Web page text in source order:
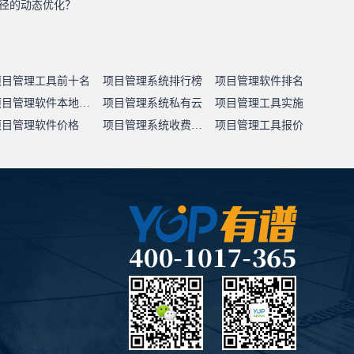
的动态优化？
管理工具前十名 项目管理系统排行榜
项目管理软件排名
项目管理软件本地部署
项目管理系统私有云
项目管理工具实施
管理软件价格
项目管理系统收费标准 项目管理工具报价